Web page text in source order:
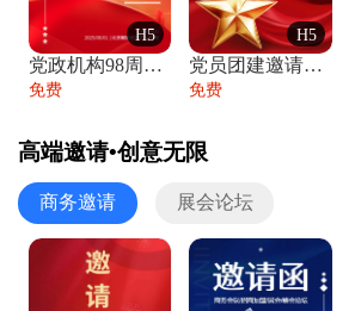
H5
党政机构98周年八一建军节庆祝晚会活动邀
免费
H5
党员团建邀请函党建活动风采党会工作汇报总
免费
高端邀请•创意无限
商务邀请 展会论坛